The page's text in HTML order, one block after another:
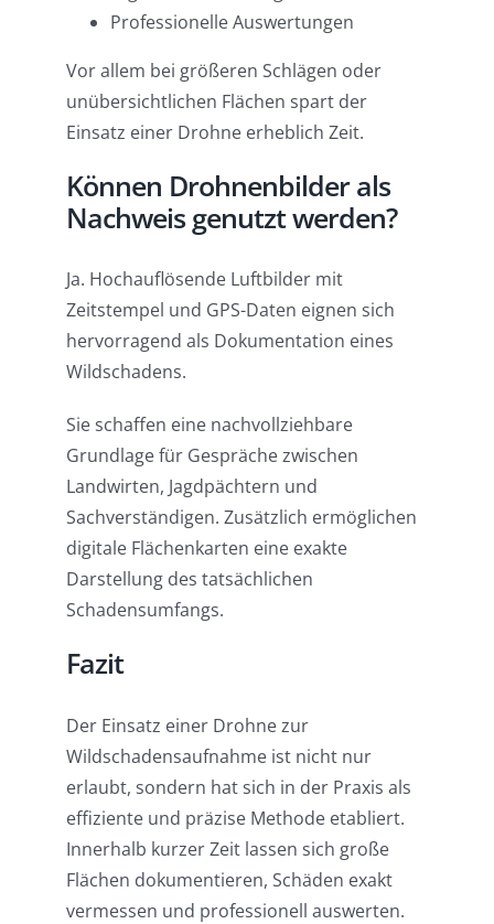
Professionelle Auswertungen
Vor allem bei größeren Schlägen oder
unübersichtlichen Flächen spart der
Einsatz einer Drohne erheblich Zeit.
Können Drohnenbilder als
Nachweis genutzt werden?
Ja. Hochauflösende Luftbilder mit
Zeitstempel und GPS-Daten eignen sich
hervorragend als Dokumentation eines
Wildschadens.
Sie schaffen eine nachvollziehbare
Grundlage für Gespräche zwischen
Landwirten, Jagdpächtern und
Sachverständigen. Zusätzlich ermöglichen
digitale Flächenkarten eine exakte
Darstellung des tatsächlichen
Schadensumfangs.
Fazit
Der Einsatz einer Drohne zur
Wildschadensaufnahme ist nicht nur
erlaubt, sondern hat sich in der Praxis als
effiziente und präzise Methode etabliert.
Innerhalb kurzer Zeit lassen sich große
Flächen dokumentieren, Schäden exakt
vermessen und professionell auswerten.